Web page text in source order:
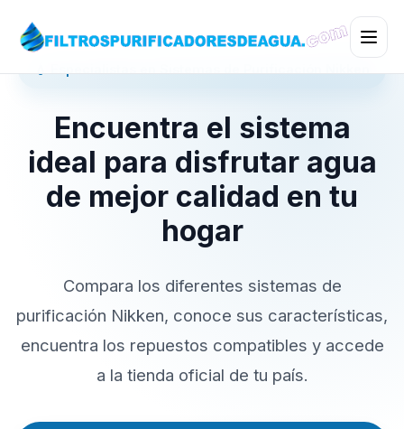
Encuentra el sistema
ideal para disfrutar agua
de mejor calidad en tu
hogar
Compara los diferentes sistemas de
purificación Nikken, conoce sus características,
encuentra los repuestos compatibles y accede
a la tienda oficial de tu país.